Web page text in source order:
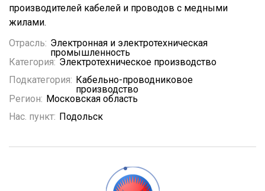
производителей кабелей и проводов с медными
жилами.
Отрасль: Электронная и электротехническая
промышленность
Категория: Электротехническое производство
Подкатегория: Кабельно-проводниковое
производство
Регион: Московская область
Нас. пункт: Подольск